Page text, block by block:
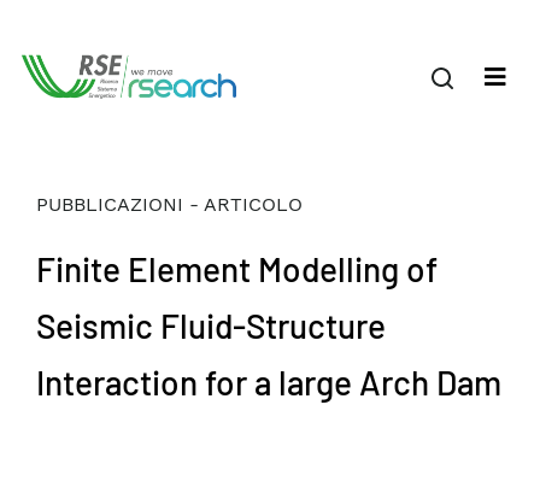
PUBBLICAZIONI - ARTICOLO
Finite Element Modelling of
Seismic Fluid-Structure
Interaction for a large Arch Dam